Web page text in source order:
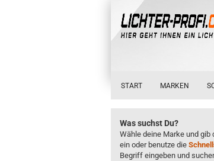
START MARKEN
Was suchst Du?
Wähle deine Marke und gib
ein oder benutze die
Begriff eingeben und